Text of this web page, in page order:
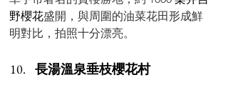
野櫻花盛開，與周圍的油菜花田形成鮮
明對比，拍照十分漂亮。
長湯溫泉垂枝櫻花村